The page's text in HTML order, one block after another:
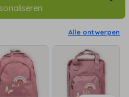
Alle ontwerpen